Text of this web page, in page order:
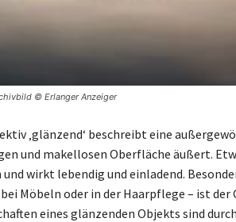
© Erlanger Anzeiger
‚glänzend‘ beschreibt eine
und makellosen Oberfläche äußert.
und wirkt lebendig und einladend.
bei Möbeln oder in der Haarpflege – ist
eines glänzenden Objekts sind